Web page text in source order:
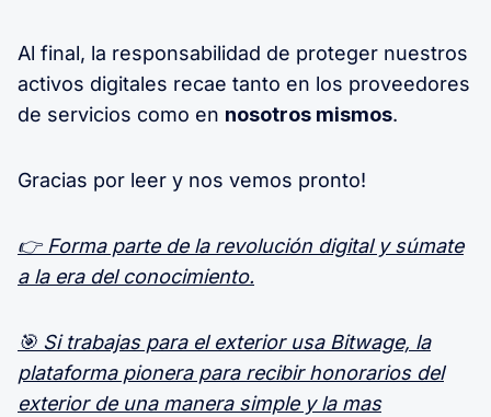
Al final, la responsabilidad de proteger nuestros
activos digitales recae tanto en los proveedores
de servicios como en nosotros mismos.
Gracias por leer y nos vemos pronto!
👉 Forma parte de la revolución digital y súmate
a la era del conocimiento.
🎯 Si trabajas para el exterior usa Bitwage, la
plataforma pionera para recibir honorarios del
exterior de una manera simple y la mas